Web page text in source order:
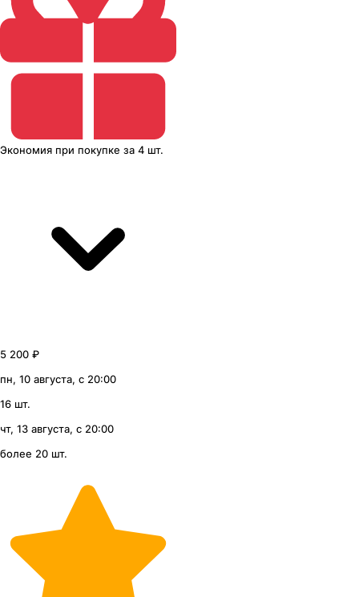
Экономия при покупке за 4 шт.
5 200 ₽
пн, 10 августа, с 20:00
16 шт.
чт, 13 августа, с 20:00
более 20 шт.